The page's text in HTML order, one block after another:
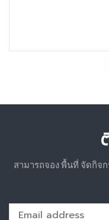
สามารถจอง พื้นที่ จัดกิจ